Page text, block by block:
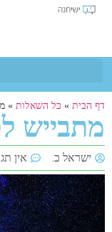
דף הבית » כל השאלות »
מתבייש
ישראל כ. אין